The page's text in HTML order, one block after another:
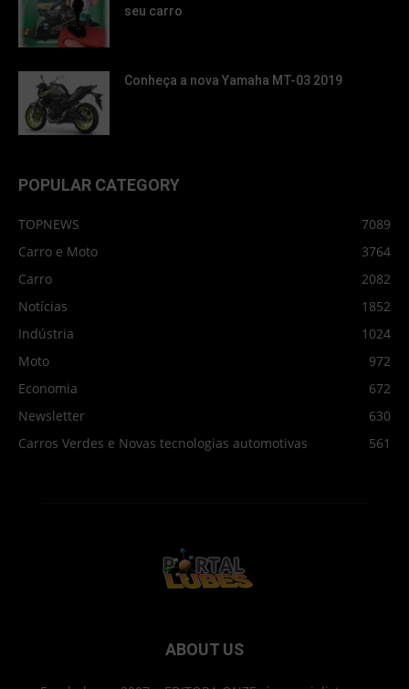
seu carro
Conheça a nova Yamaha MT-03 2019
POPULAR CATEGORY
TOPNEWS
7089
Carro e Moto
3764
Carro
2082
Notícias
1852
Indústria
1024
Moto
972
Economia
672
Newsletter
630
Carros Verdes e Novas tecnologias automotivas
561
ABOUT US